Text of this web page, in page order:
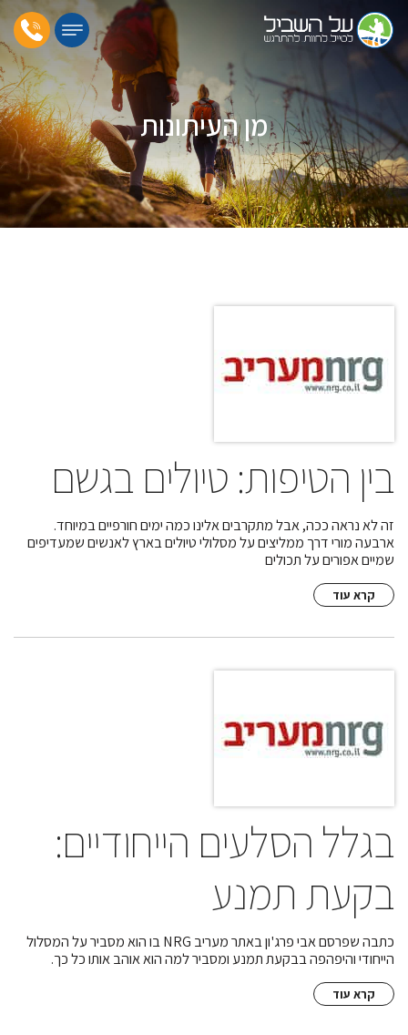
מן העיתונות
בין הטיפות: טיולים בגשם
זה לא נראה ככה, אבל מתקרבים אלינו כמה ימים חורפיים במיוחד.
ארבעה מורי דרך ממליצים על מסלולי טיולים בארץ לאנשים שמעדיפים
שמיים אפורים על תכולים
קרא עוד
בגלל הסלעים הייחודיים:
בקעת תמנע
כתבה שפרסם אבי פרג'ון באתר מעריב NRG בו הוא מסביר על המסלול
הייחודי והיפהפה בבקעת תמנע ומסביר למה הוא אוהב אותו כל כך.
קרא עוד